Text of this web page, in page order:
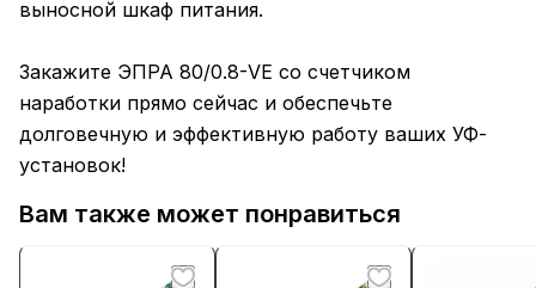
выносной шкаф питания.
Закажите ЭПРА 80/0.8-VE со счетчиком
наработки прямо сейчас и обеспечьте
долговечную и эффективную работу ваших УФ-
установок!
Вам также может понравиться